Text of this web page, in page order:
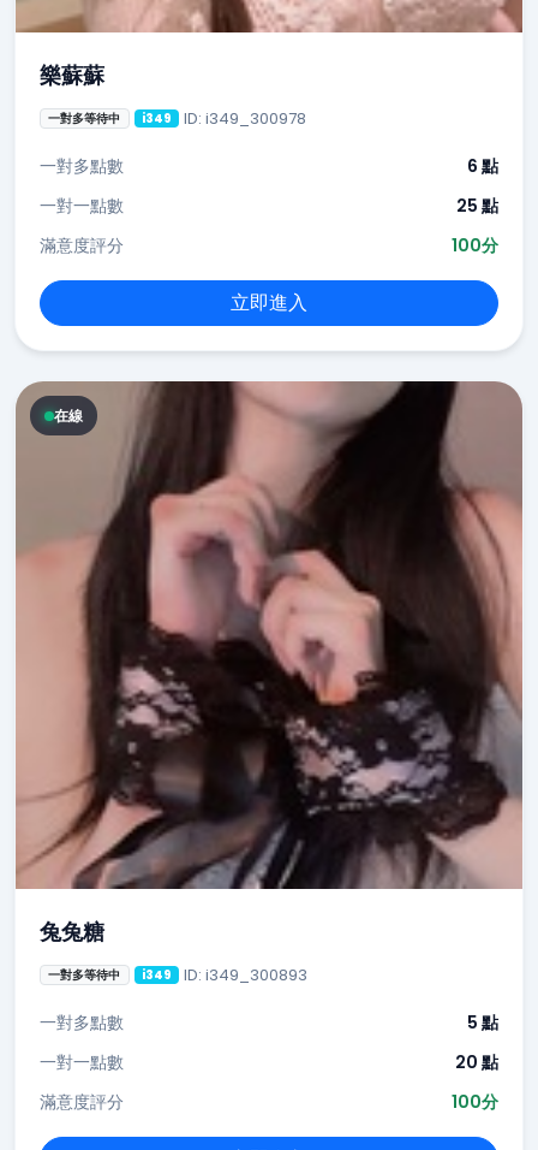
樂蘇蘇
一對多等待中 i349 ID: i349_300978
一對多點數
6 點
一對一點數
25 點
滿意度評分
100分
立即進入
在線
兔兔糖
一對多等待中 i349 ID: i349_300893
一對多點數
5 點
一對一點數
20 點
滿意度評分
100分